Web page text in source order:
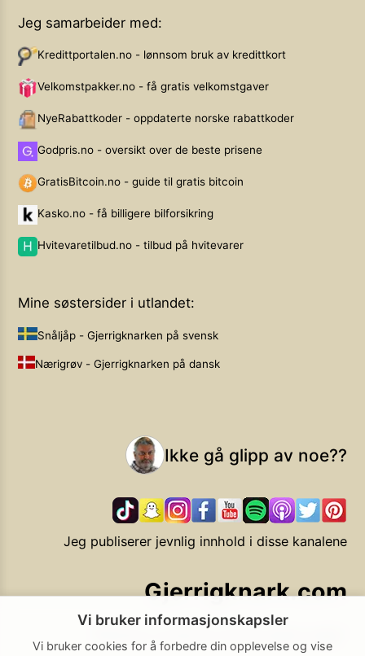
Jeg samarbeider med:
Kredittportalen.no - lønnsom bruk av kredittkort
Velkomstpakker.no - få gratis velkomstgaver
NyeRabattkoder - oppdaterte norske rabattkoder
Godpris.no - oversikt over de beste prisene
GratisBitcoin.no - guide til gratis bitcoin
Kasko.no - få billigere bilforsikring
Hvitevaretilbud.no - tilbud på hvitevarer
Mine søstersider i utlandet:
Snåljåp - Gjerrigknarken på svensk
Nærigrøv - Gjerrigknarken på dansk
Ikke gå glipp av noe??
Jeg publiserer jevnlig innhold i disse kanalene
Gjerrigknark.com
Ekstra smarte forbrukervalg
Vi bruker informasjonskapsler
Vi bruker cookies for å forbedre din opplevelse og vise